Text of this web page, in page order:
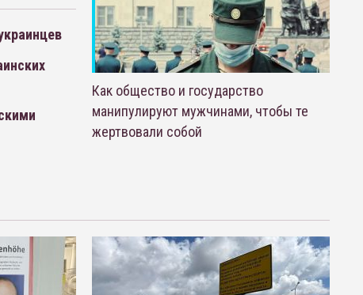
Как общество и государство
манипулируют мужчинами, чтобы те
жертвовали собой